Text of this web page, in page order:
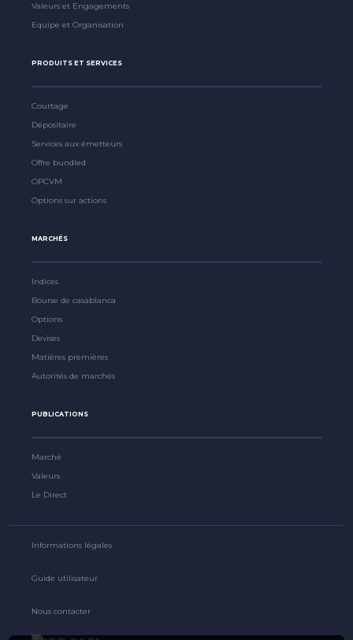
Valeurs et Engagements
Equipe et Organisation
PRODUITS ET SERVICES
Courtage
Dépositaire
Services aux émetteurs
Offre bundled
OPCVM
Options sur actions
MARCHÉS
Indices
Bourse de casablanca
Options
Devises
Matières premières
Autorités de marchés
PUBLICATIONS
Marché
Valeurs
Le Direct
Informations légales
Guide utilisateur
Nous contacter